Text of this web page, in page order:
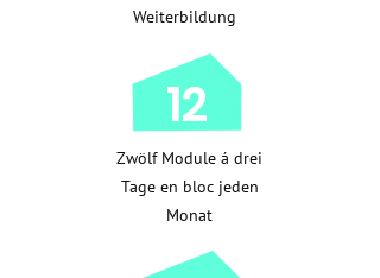
Weiterbildung
12
Zwölf Module á drei
Tage en bloc jeden
Monat